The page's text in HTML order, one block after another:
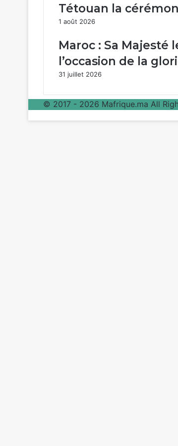
Tétouan la
1 août 2026
Maroc : Sa Majesté
l’occasion de la
31 juillet 2026
© 2017 - 2026 Mafrique.ma All